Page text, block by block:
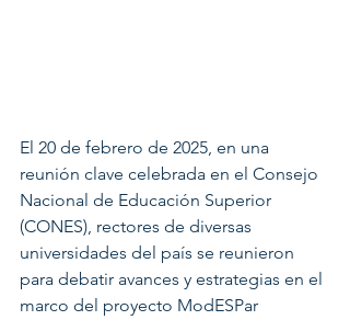
El 20 de febrero de 2025, en una
reunión clave celebrada en el Consejo
Nacional de Educación Superior
(CONES), rectores de diversas
universidades del país se reunieron
para debatir avances y estrategias en el
marco del proyecto ModESPar